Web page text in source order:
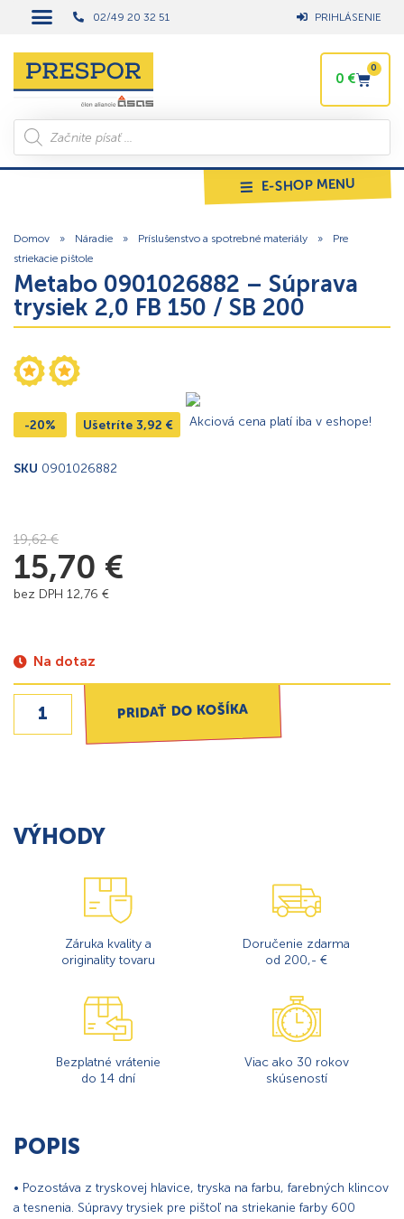
02/49 20 32 51 PRIHLÁSENIE
0 €
0
E-SHOP MENU
Domov » Náradie » Príslušenstvo a spotrebné materiály »
Pre
striekacie pištole
Metabo 0901026882 – Súprava
trysiek 2,0 FB 150 / SB 200
-20% Ušetríte 3,92 € Akciová cena platí iba v eshope!
SKU 0901026882
19,62€
15,70 €
bez DPH 12,76 €
Na dotaz
PRIDAŤ DO KOŠÍKA
VÝHODY
Záruka kvality a
originality tovaru
Doručenie zdarma
od 200,- €
Bezplatné vrátenie
do 14 dní
Viac ako 30 rokov
skúseností
POPIS
• Pozostáva z tryskovej hlavice, tryska na farbu, farebných klincov
a tesnenia. Súpravy trysiek pre pištoľ na striekanie farby 600